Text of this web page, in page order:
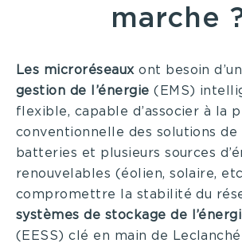
marche
Les microréseauxont besoin d’un
gestion de l’énergie (EMS)
flexible, capable d’associer à la
conventionnelle des solutions de
batteries et plusieurs sources
renouvelables (éolien, solaire,
compromettre la stabilité du
systèmes de stockage de
(EESS) clé en main de